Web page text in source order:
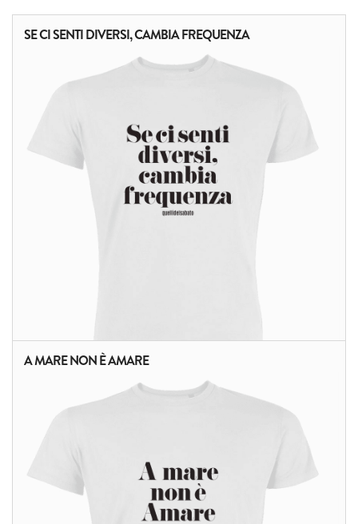
SE CI SENTI DIVERSI, CAMBIA FREQUENZA
A MARE NON È AMARE